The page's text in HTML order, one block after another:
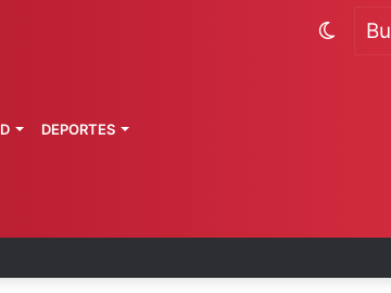
a exgobernador de Guerrero
DEPORTES
Switch